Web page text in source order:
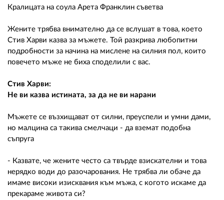
Кралицата на соула Арета Франклин съветва
Жените трябва внимателно да се вслушат в това, което
Стив Харви казва за мъжете. Той разкрива любопитни
подробности за начина на мислене на силния пол, които
повечето мъже не биха споделили с вас.
Стив Харви:
Не ви казва истината, за да не ви нарани
Мъжете се възхищават от силни, преуспели и умни дами,
но малцина са такива смелчаци - да вземат подобна
съпруга
- Казвате, че жените често са твърде взискателни и това
нерядко води до разочарования. Не трябва ли обаче да
имаме високи изисквания към мъжа, с когото искаме да
прекараме живота си?